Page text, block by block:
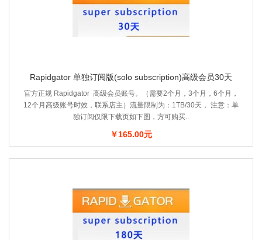
Rapidgator 单独订阅版(solo subscription)高级会员30天
官方正规 Rapidgator 高级会员账号。（需要2个月，3个月，6个月，
12个月高级账号时效，联系店主）流量限制为：1TB/30天， 注意：单
独订阅仅限下载页如下图，方可购买..
￥165.00元